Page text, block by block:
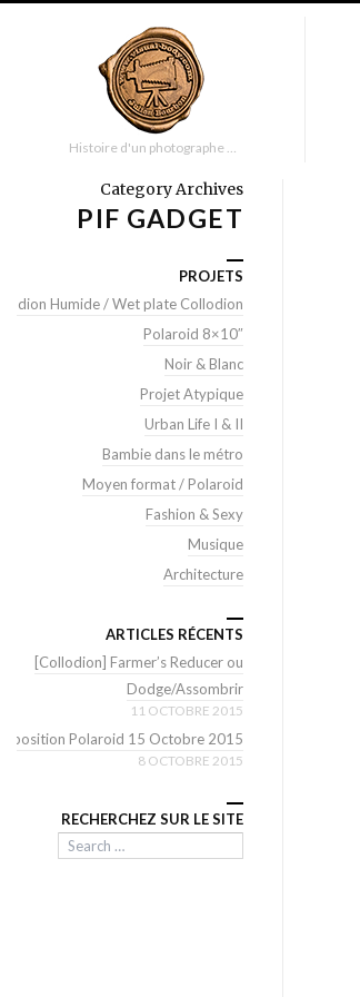
Histoire d'un photographe …
Category Archives
PIF GADGET
PROJETS
Humide / Wet plate Collodion
Polaroid 8×10″
Noir & Blanc
Projet Atypique
Urban Life I & II
Bambie dans le métro
Moyen format / Polaroid
Fashion & Sexy
Musique
Architecture
ARTICLES RÉCENTS
[Collodion] Farmer’s Reducer ou
Dodge/Assombrir
11 OCTOBRE 2015
Polaroid 15 Octobre 2015
8 OCTOBRE 2015
RECHERCHEZ SUR LE SITE